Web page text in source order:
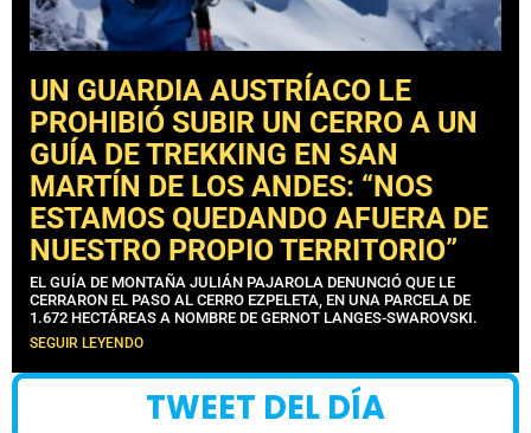
UN GUARDIA AUSTRÍACO LE
PROHIBIÓ SUBIR UN CERRO A UN
GUÍA DE TREKKING EN SAN
MARTÍN DE LOS ANDES: “NOS
ESTAMOS QUEDANDO AFUERA DE
NUESTRO PROPIO TERRITORIO”
EL GUÍA DE MONTAÑA JULIÁN PAJAROLA DENUNCIÓ QUE LE
CERRARON EL PASO AL CERRO EZPELETA, EN UNA PARCELA DE
1.672 HECTÁREAS A NOMBRE DE GERNOT LANGES-SWAROVSKI.
SEGUIR LEYENDO
TWEET DEL DÍA